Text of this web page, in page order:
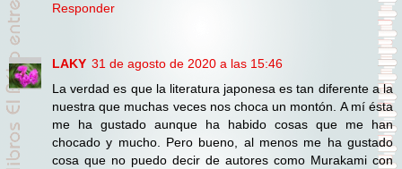
Responder
LAKY 31 de agosto de 2020 a las 15:46
La verdad es que la literatura japonesa es tan diferente a la
nuestra que muchas veces nos choca un montón. A mí ésta
me ha gustado aunque ha habido cosas que me han
chocado y mucho. Pero bueno, al menos me ha gustado
cosa que no puedo decir de autores como Murakami con